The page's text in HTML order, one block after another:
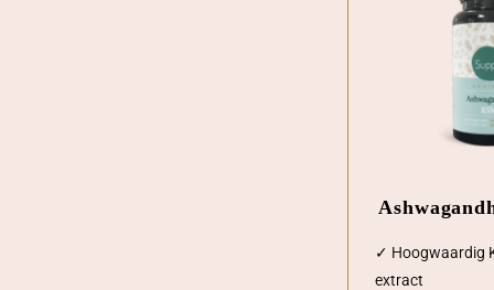
✓ Hoogwaardig
extract